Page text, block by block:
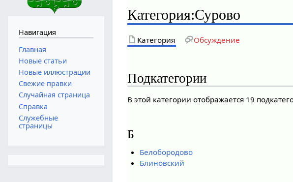
Категория:Сурово
Категория Обсуждение
Подкатегории
В этой категории отображается 19
Б
Белобородово
Блиновский
Навигация
Главная
Новые статьи
Новые иллюстрации
Свежие правки
Случайная страница
Справка
Служебные
страницы